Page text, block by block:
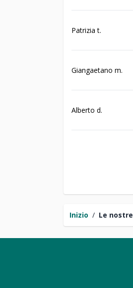
Inizio / Le
Patrizia t.
Giangaetano m.
Alberto d.